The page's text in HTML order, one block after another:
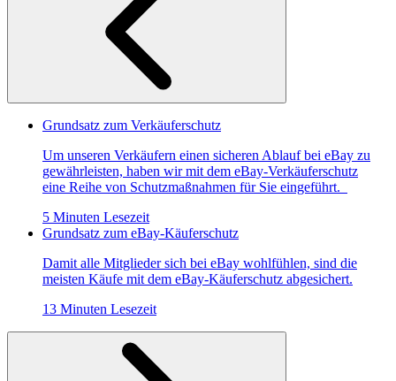
Grundsatz zum Verkäuferschutz
Um unseren Verkäufern einen sicheren Ablauf bei eBay zu
gewährleisten, haben wir mit dem eBay-Verkäuferschutz
eine Reihe von Schutzmaßnahmen für Sie eingeführt.
5 Minuten Lesezeit
Grundsatz zum eBay-Käuferschutz
Damit alle Mitglieder sich bei eBay wohlfühlen, sind die
meisten Käufe mit dem eBay-Käuferschutz abgesichert.
13 Minuten Lesezeit